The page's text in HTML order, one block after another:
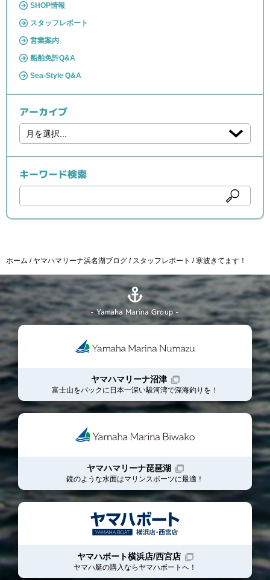
SHOP情報
スタッフレポート
営業案内
船舶免許Q&A
Sea-Style Q&A
アーカイブ
キーワード検索
ホーム ヤマハマリーナ浜名湖ブログ スタッフレポート 寒波きてます！
- Yamaha Marina Group -
ヤマハマリーナ沼津
富士山をバックに日本一深い駿河湾で深海釣りを！
ヤマハマリーナ琵琶湖
鏡のような水面はマリンスポーツに最適！
ヤマハボート横浜店/西宮店
ヤマハ艇の購入ならヤマハボート へ！